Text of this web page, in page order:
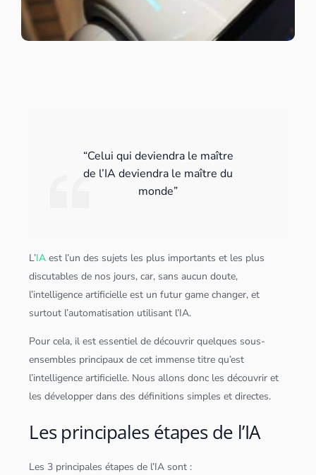
“Celui qui deviendra le maître
de l’IA deviendra le maître du
monde”
L’IA est l’un des sujets les plus importants et les plus
discutables de nos jours, car, sans aucun doute,
l’intelligence artificielle est un futur game changer, et
surtout l’automatisation utilisant l’IA.
Pour cela, il est essentiel de découvrir quelques sous-
ensembles principaux de cet immense titre qu’est
l’intelligence artificielle. Nous allons donc les découvrir et
les développer dans des définitions simples et directes.
Les principales étapes de l’IA
Les 3 principales étapes de l’IA sont :